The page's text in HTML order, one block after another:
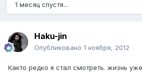
1 месяц спустя...
Haku-jin
Опубликовано 1 ноября, 2012
Както редко я стал смотреть. жизнь